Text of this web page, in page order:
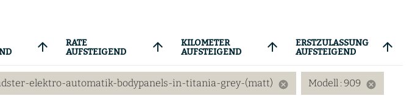
arrow_upward RATE
AUFSTEIGEND arrow_upward KILOMETER
AUFSTEIGEND arrow_upward ERSTZULASSUNG
AUFSTEIGEND arrow_upward
elektro-automatik-bodypanels-in-titania-grey-(matt) cancel Modell : 909 cancel